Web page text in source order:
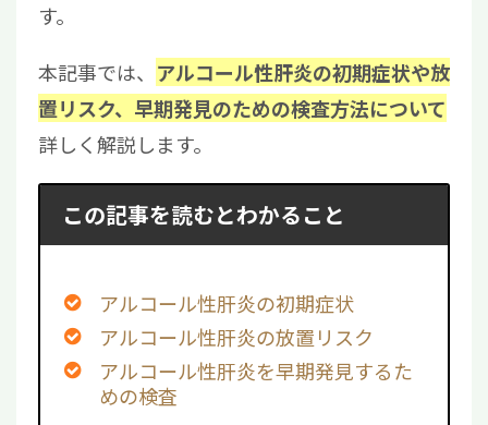
す。
本記事では、 アルコール性肝炎の初期症状や放
置リスク、早期発見のための検査方法について
詳しく解説します。
この記事を読むとわかること
アルコール性肝炎の初期症状
アルコール性肝炎の放置リスク
アルコール性肝炎を早期発見するた
めの検査